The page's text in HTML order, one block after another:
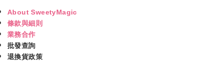
About SweetyMagic
條款與細則
業務合作
批發查詢
退換貨政策